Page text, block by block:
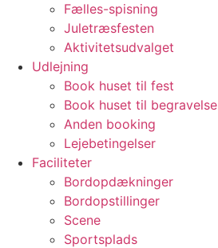
Fælles-spisning
Juletræsfesten
Aktivitetsudvalget
Udlejning
Book huset til fest
Book huset til begravelse
Anden booking
Lejebetingelser
Faciliteter
Bordopdækninger
Bordopstillinger
Scene
Sportsplads